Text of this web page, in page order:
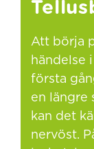
Att börja
händelse
första
en längre
kan det
nervöst.